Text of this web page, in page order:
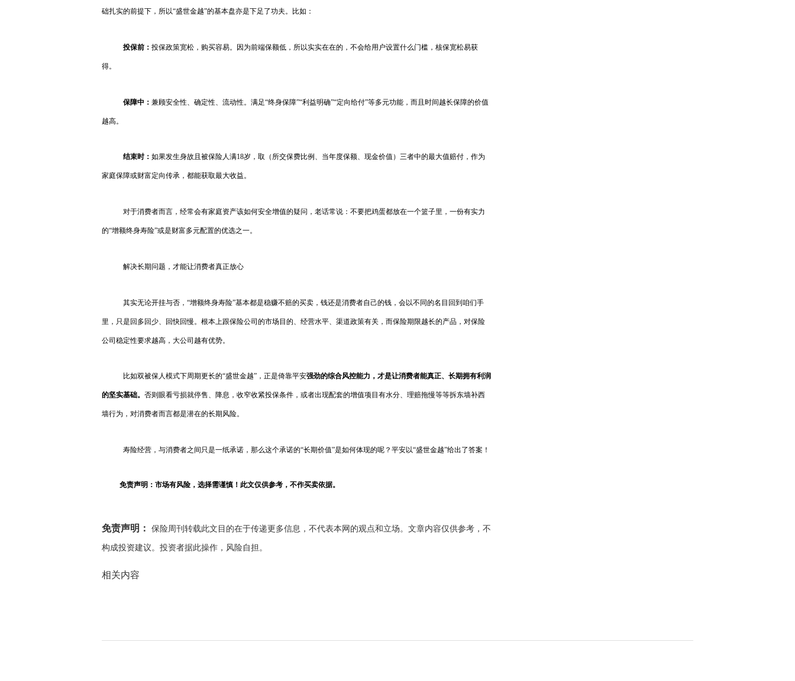
础扎实的前提下，所以“盛世金越”的基本盘亦是下足了功夫。比如：
投保前： 投保政策宽松，购买容易。因为前端保额低，所以实实在在的，不会给用户设置什么门槛，核保宽松易获
得。
保障中： 兼顾安全性、确定性、流动性。满足“终身保障”“利益明确”“定向给付”等多元功能，而且时间越长保障的价值
越高。
结束时： 如果发生身故且被保险人满18岁，取（所交保费比例、当年度保额、现金价值）三者中的最大值赔付，作为
家庭保障或财富定向传承，都能获取最大收益。
对于消费者而言，经常会有家庭资产该如何安全增值的疑问，老话常说：不要把鸡蛋都放在一个篮子里，一份有实力
的“增额终身寿险”或是财富多元配置的优选之一。
解决长期问题，才能让消费者真正放心
其实无论开挂与否，“增额终身寿险”基本都是稳赚不赔的买卖，钱还是消费者自己的钱，会以不同的名目回到咱们手
里，只是回多回少、回快回慢。根本上跟保险公司的市场目的、经营水平、渠道政策有关，而保险期限越长的产品，对保险
公司稳定性要求越高，大公司越有优势。
比如双被保人模式下周期更长的“盛世金越”，正是倚靠平安强劲的综合风控能力，才是让消费者能真正、长期拥有利润
的坚实基础。 否则眼看亏损就停售、降息，收窄收紧投保条件，或者出现配套的增值项目有水分、理赔拖慢等等拆东墙补西
墙行为，对消费者而言都是潜在的长期风险。
寿险经营，与消费者之间只是一纸承诺，那么这个承诺的“长期价值”是如何体现的呢？平安以“盛世金越”给出了答案！
免责声明：市场有风险，选择需谨慎！此文仅供参考，不作买卖依据。
免责声明： 保险周刊转载此文目的在于传递更多信息，不代表本网的观点和立场。文章内容仅供参考，不
构成投资建议。投资者据此操作，风险自担。
相关内容